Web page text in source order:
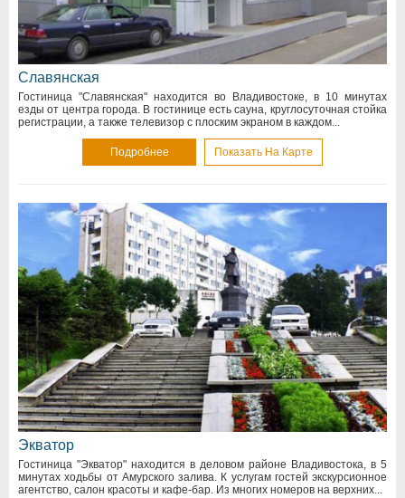
Славянская
Гостиница "Славянская" находится во Владивостоке, в 10 минутах
езды от центра города. В гостинице есть сауна, круглосуточная стойка
регистрации, а также телевизор с плоским экраном в каждом...
Подробнее Показать На Карте
Экватор
Гостиница "Экватор" находится в деловом районе Владивостока, в 5
минутах ходьбы от Амурского залива. К услугам гостей экскурсионное
агентство, салон красоты и кафе-бар. Из многих номеров на верхних...